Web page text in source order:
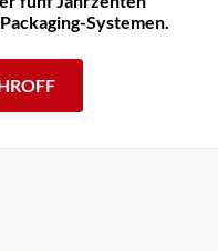
Systemen.